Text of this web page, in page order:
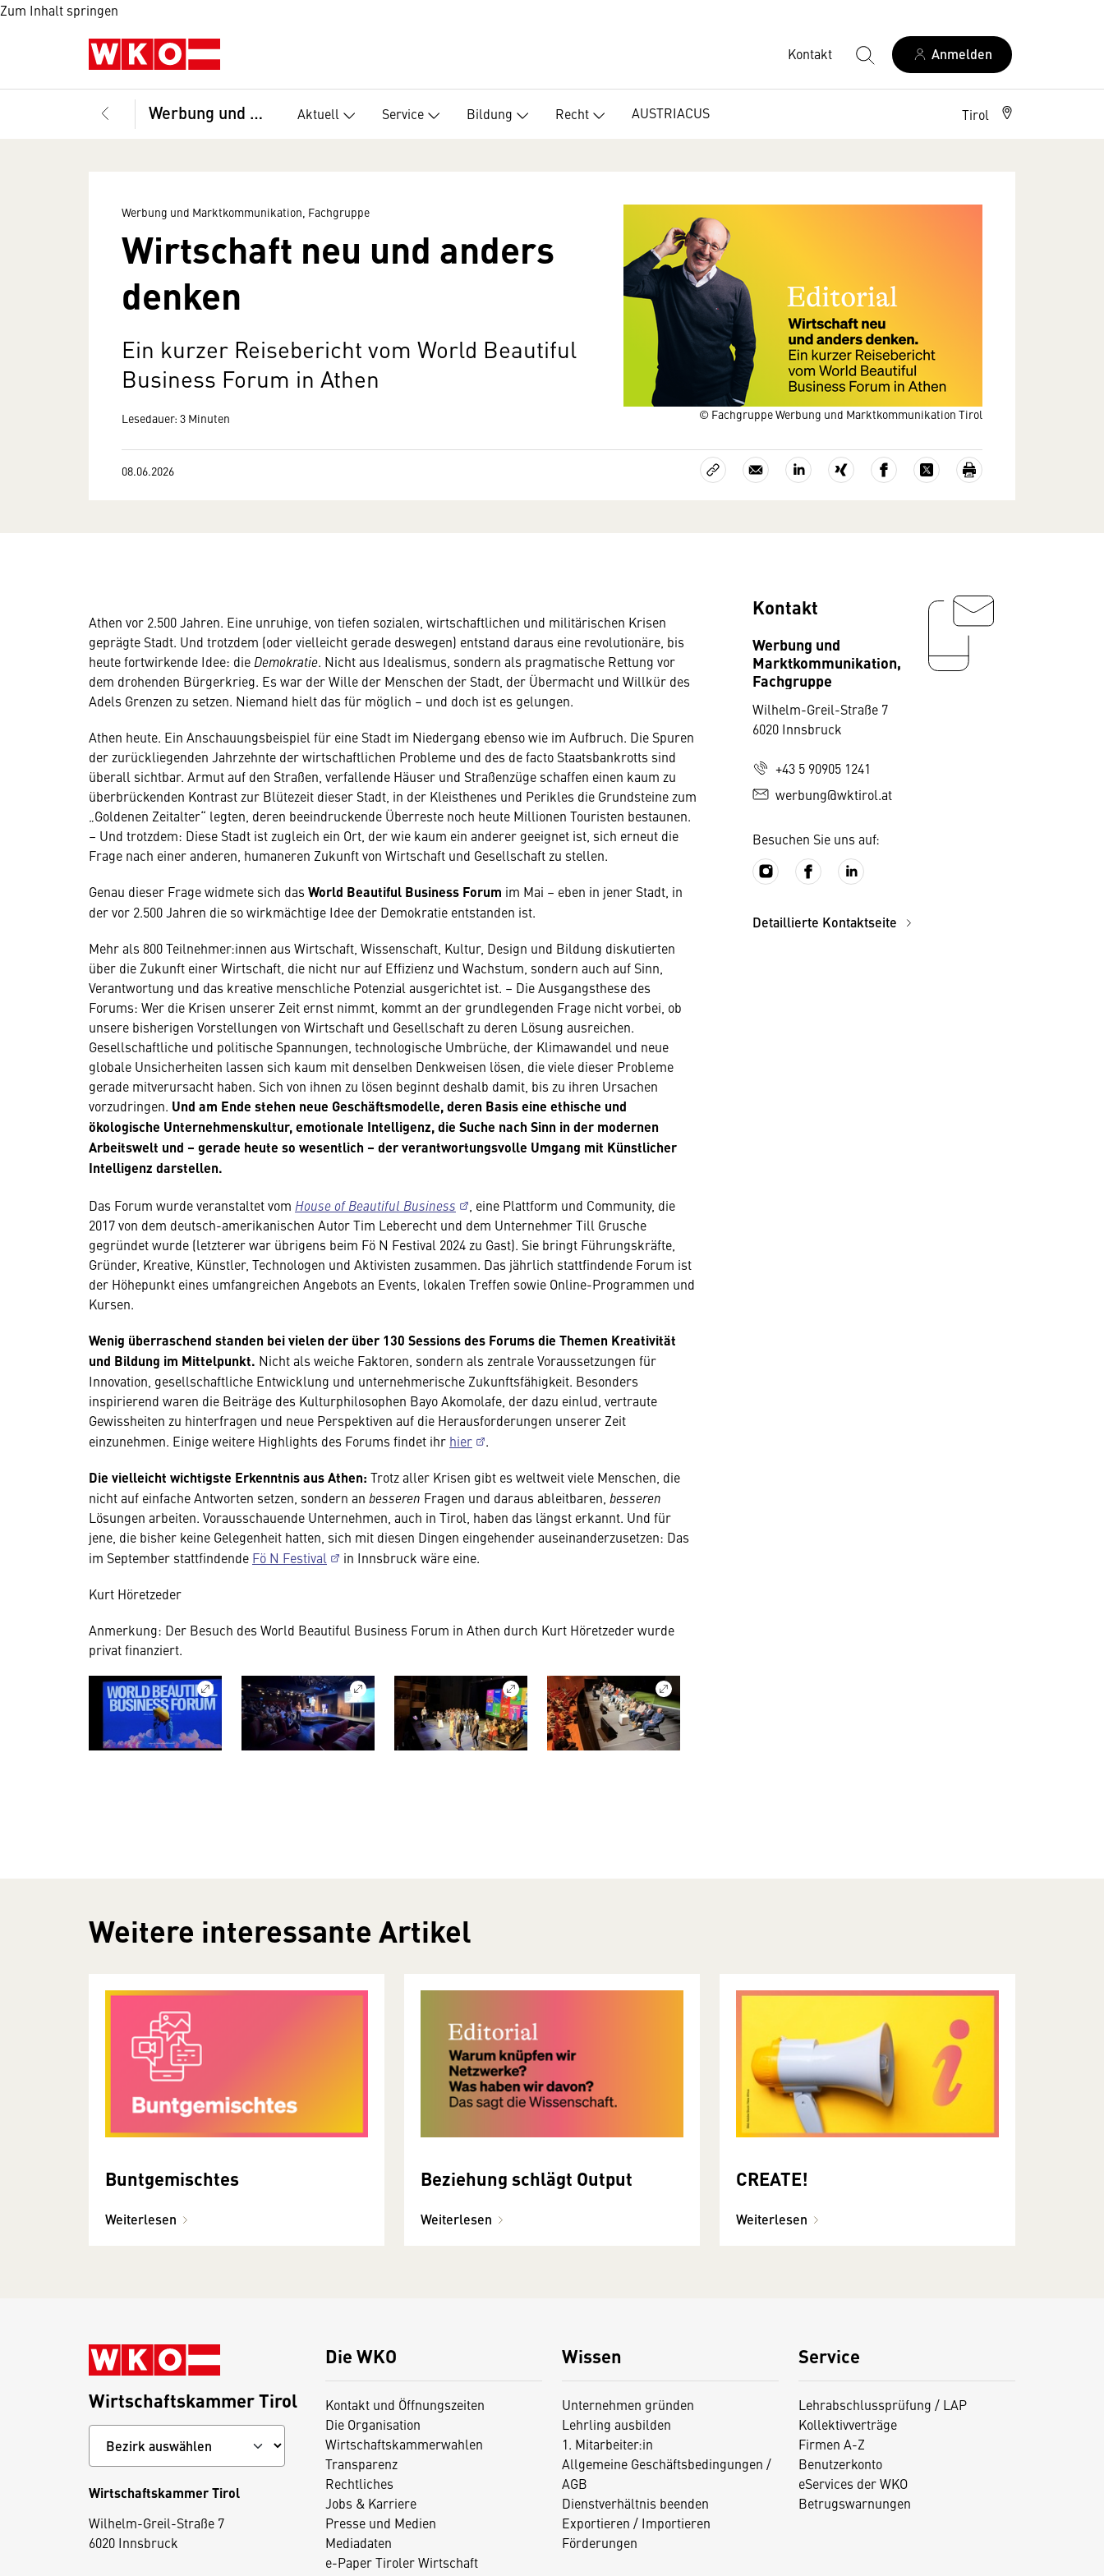
Zum Inhalt springen
Kontakt Anmelden
Werbung und Marktkommunikation, Fachgruppe Aktuell Service Bildung Recht AUSTRIACUS Tirol
© Fachgruppe Werbung und Marktkommunikation Tirol
Werbung und Marktkommunikation, Fachgruppe
Wirtschaft neu und anders
denken
Ein kurzer Reisebericht vom World Beautiful
Business Forum in Athen
Lesedauer: 3 Minuten
08.06.2026
Athen vor 2.500 Jahren. Eine unruhige, von tiefen sozialen, wirtschaftlichen und militärischen Krisen
geprägte Stadt. Und trotzdem (oder vielleicht gerade deswegen) entstand daraus eine revolutionäre, bis
heute fortwirkende Idee: die Demokratie. Nicht aus Idealismus, sondern als pragmatische Rettung vor
dem drohenden Bürgerkrieg. Es war der Wille der Menschen der Stadt, der Übermacht und Willkür des
Adels Grenzen zu setzen. Niemand hielt das für möglich – und doch ist es gelungen.
Athen heute. Ein Anschauungsbeispiel für eine Stadt im Niedergang ebenso wie im Aufbruch. Die Spuren
der zurückliegenden Jahrzehnte der wirtschaftlichen Probleme und des de facto Staatsbankrotts sind
überall sichtbar. Armut auf den Straßen, verfallende Häuser und Straßenzüge schaffen einen kaum zu
überbrückenden Kontrast zur Blütezeit dieser Stadt, in der Kleisthenes und Perikles die Grundsteine zum
„Goldenen Zeitalter“ legten, deren beeindruckende Überreste noch heute Millionen Touristen bestaunen.
– Und trotzdem: Diese Stadt ist zugleich ein Ort, der wie kaum ein anderer geeignet ist, sich erneut die
Frage nach einer anderen, humaneren Zukunft von Wirtschaft und Gesellschaft zu stellen.
Genau dieser Frage widmete sich das World Beautiful Business Forum im Mai – eben in jener Stadt, in
der vor 2.500 Jahren die so wirkmächtige Idee der Demokratie entstanden ist.
Mehr als 800 Teilnehmer:innen aus Wirtschaft, Wissenschaft, Kultur, Design und Bildung diskutierten
über die Zukunft einer Wirtschaft, die nicht nur auf Effizienz und Wachstum, sondern auch auf Sinn,
Verantwortung und das kreative menschliche Potenzial ausgerichtet ist. – Die Ausgangsthese des
Forums: Wer die Krisen unserer Zeit ernst nimmt, kommt an der grundlegenden Frage nicht vorbei, ob
unsere bisherigen Vorstellungen von Wirtschaft und Gesellschaft zu deren Lösung ausreichen.
Gesellschaftliche und politische Spannungen, technologische Umbrüche, der Klimawandel und neue
globale Unsicherheiten lassen sich kaum mit denselben Denkweisen lösen, die viele dieser Probleme
gerade mitverursacht haben. Sich von ihnen zu lösen beginnt deshalb damit, bis zu ihren Ursachen
vorzudringen. Und am Ende stehen neue Geschäftsmodelle, deren Basis eine ethische und
ökologische Unternehmenskultur, emotionale Intelligenz, die Suche nach Sinn in der modernen
Arbeitswelt und – gerade heute so wesentlich – der verantwortungsvolle Umgang mit Künstlicher
Intelligenz darstellen.
Das Forum wurde veranstaltet vom House of Beautiful Business
, eine Plattform und Community, die
2017 von dem deutsch-amerikanischen Autor Tim Leberecht und dem Unternehmer Till Grusche
gegründet wurde (letzterer war übrigens beim Fö N Festival 2024 zu Gast). Sie bringt Führungskräfte,
Gründer, Kreative, Künstler, Technologen und Aktivisten zusammen. Das jährlich stattfindende Forum ist
der Höhepunkt eines umfangreichen Angebots an Events, lokalen Treffen sowie Online-Programmen und
Kursen.
Wenig überraschend standen bei vielen der über 130 Sessions des Forums die Themen Kreativität
und Bildung im Mittelpunkt. Nicht als weiche Faktoren, sondern als zentrale Voraussetzungen für
Innovation, gesellschaftliche Entwicklung und unternehmerische Zukunftsfähigkeit. Besonders
inspirierend waren die Beiträge des Kulturphilosophen Bayo Akomolafe, der dazu einlud, vertraute
Gewissheiten zu hinterfragen und neue Perspektiven auf die Herausforderungen unserer Zeit
einzunehmen. Einige weitere Highlights des Forums findet ihr hier .
Die vielleicht wichtigste Erkenntnis aus Athen: Trotz aller Krisen gibt es weltweit viele Menschen, die
nicht auf einfache Antworten setzen, sondern an besseren Fragen und daraus ableitbaren, besseren
Lösungen arbeiten. Vorausschauende Unternehmen, auch in Tirol, haben das längst erkannt. Und für
jene, die bisher keine Gelegenheit hatten, sich mit diesen Dingen eingehender auseinanderzusetzen: Das
im September stattfindende Fö N Festival
in Innsbruck wäre eine.
Kurt Höretzeder
Anmerkung: Der Besuch des World Beautiful Business Forum in Athen durch Kurt Höretzeder wurde
privat finanziert.
Kontakt
Werbung und
Marktkommunikation,
Fachgruppe
Wilhelm-Greil-Straße 7
6020 Innsbruck
+43 5 90905 1241
werbung@wktirol.at
Besuchen Sie uns auf:
Detaillierte Kontaktseite
Weitere interessante Artikel
Buntgemischtes
Weiterlesen
Beziehung schlägt Output
Weiterlesen
CREATE!
Weiterlesen
Die WKO
Kontakt und Öffnungszeiten
Die Organisation
Wirtschaftskammerwahlen
Transparenz
Rechtliches
Jobs & Karriere
Presse und Medien
Mediadaten
e-Paper Tiroler Wirtschaft
Wissen
Unternehmen gründen
Lehrling ausbilden
1. Mitarbeiter:in
Allgemeine Geschäftsbedingungen /
AGB
Dienstverhältnis beenden
Exportieren / Importieren
Förderungen
Service
Lehrabschlussprüfung / LAP
Kollektivverträge
Firmen A-Z
Benutzerkonto
eServices der WKO
Betrugswarnungen
Wirtschaftskammer Tirol
Wirtschaftskammer Tirol
Wilhelm-Greil-Straße 7
6020 Innsbruck